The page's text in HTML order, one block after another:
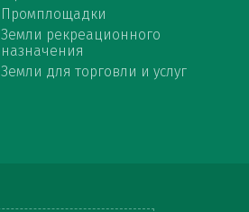
Промплощадки
Земли рекреационного
назначения
Земли для торговли и услуг